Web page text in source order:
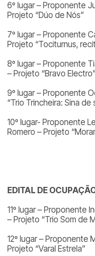
6º lugar – Proponente
Projeto “Dúo de Nós”
7º lugar – Proponente
Projeto “Tociturnus,
8º lugar – Proponente
– Projeto “Bravo
9º lugar – Proponente
“Trio Trincheira: Sina de
10º lugar- Proponente
Romero – Projeto
EDITAL DE
11º lugar – Proponente
– Projeto “Trio Som de
12º lugar – Proponente
Projeto “Varal Estrela”